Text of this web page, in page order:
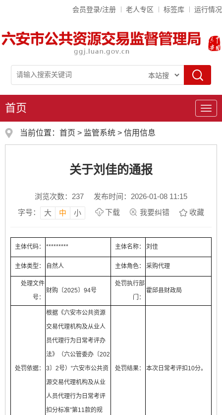
会员登录/注册 老人专区 标签库 运行情况
导
首页
当前位置： 首页 > 监管系统 > 信用信息
关于刘佳的通报
浏览次数： 237
发布时间：2026-01-08 11:15
字号：
大 中 小 下载 我要纠错 收藏
主体代码： ********* 主体名称： 刘佳
主体类型： 自然人 主体角色： 采购代理
处理文件
号：
财购〔2025〕94号
处罚执行部
门：
霍邱县财政局
处罚依据：
根据《六安市公共资源
交易代理机构及从业人
员代理行为日常考评办
法》（六公管委办〔202
3〕2号）“六安市公共资
源交易代理机构及从业
人员代理行为日常考评
扣分标准”第11款的规
处罚结果： 本次日常考评扣10分。